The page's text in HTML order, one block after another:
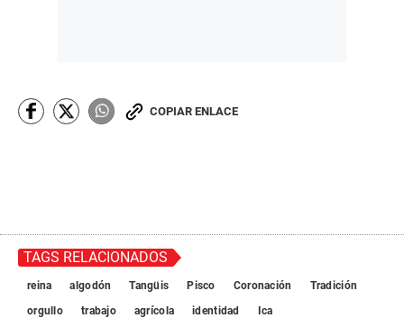
COPIAR ENLACE
TAGS RELACIONADOS
reina algodón Tangüis Pisco Coronación
Tradición
orgullo
trabajo agrícola identidad Ica